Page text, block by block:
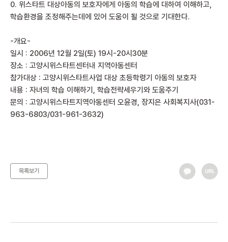
0. 위스타트 대상아동의 보호자에게 아동의 학습에 대하여 이해하고,
학습환경을 조정해주는데에 있어 도움이 될 것으로 기대한다.
-개요-
일시 : 2006년 12월 2일(토) 19시-20시30분
장소 : 고양시위스타트센터내 지역아동센터
참가대상 : 고양시위스타트사업 대상 초등학령기 아동의 보호자
내용 : 자녀의 학습 이해하기, 학습전략세우기와 도움주기
문의 : 고양시위스타트지역아동센터 오윤경, 장지은 사회복지사(031-
963-6803/031-961-3632)
목록보기